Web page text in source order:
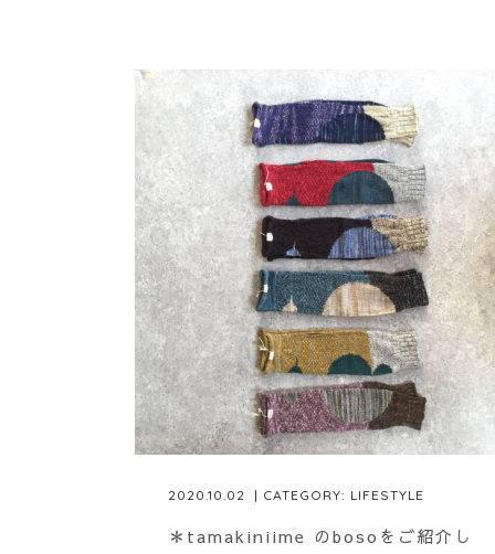
2020.10.02 | CATEGORY: LIFESTYLE
＊tamakiniime のbosoをご紹介し